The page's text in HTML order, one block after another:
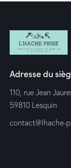
Adresse du
110, rue Jean
59810 Lesquin
contact@lhache-